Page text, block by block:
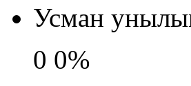
Усман
0 0%